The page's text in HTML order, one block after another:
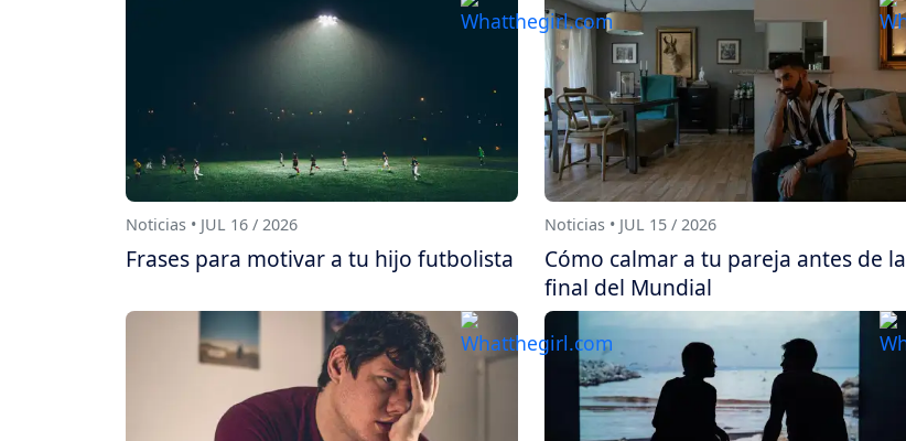
Noticias • JUL 16 / 2026
Frases para motivar a tu hijo futbolista
Noticias • JUL 15 / 2026
Cómo calmar a tu pareja antes de la
final del Mundial